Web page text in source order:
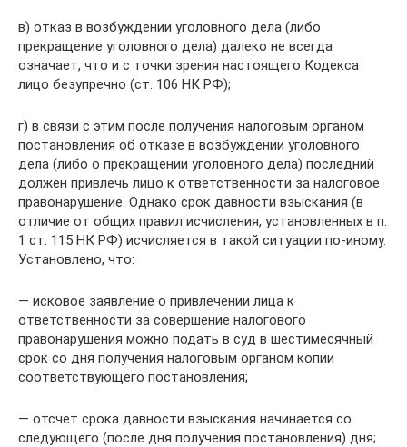
в) отказ в возбуждении уголовного дела (либо
прекращение уголовного дела) далеко не всегда
означает, что и с точки зрения настоящего Кодекса
лицо безупречно (ст. 106 НК РФ);
г) в связи с этим после получения налоговым органом
постановления об отказе в возбуждении уголовного
дела (либо о прекращении уголовного дела) последний
должен привлечь лицо к ответственности за налоговое
правонарушение. Однако срок давности взыскания (в
отличие от общих правил исчисления, установленных в п.
1 ст. 115 НК РФ) исчисляется в такой ситуации по-иному.
Установлено, что:
— исковое заявление о привлечении лица к
ответственности за совершение налогового
правонарушения можно подать в суд в шестимесячный
срок со дня получения налоговым органом копии
соответствующего постановления;
— отсчет срока давности взыскания начинается со
следующего (после дня получения постановления) дня;